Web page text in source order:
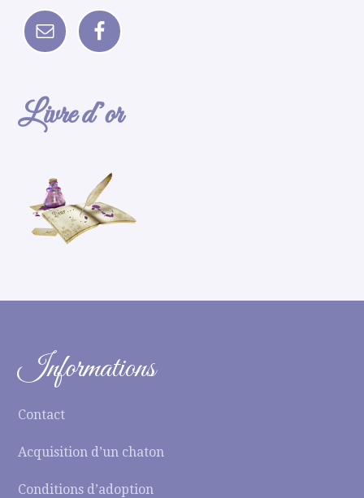
Livre d’or
Informations
Contact
Acquisition d’un chaton
Conditions d’adoption